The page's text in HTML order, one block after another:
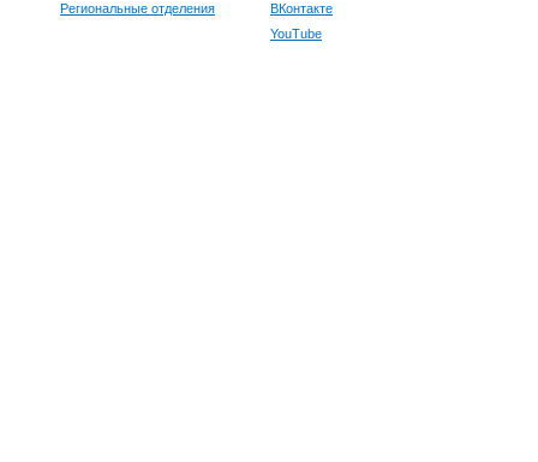
Региональные отделения
ВКонтакте
YouTube